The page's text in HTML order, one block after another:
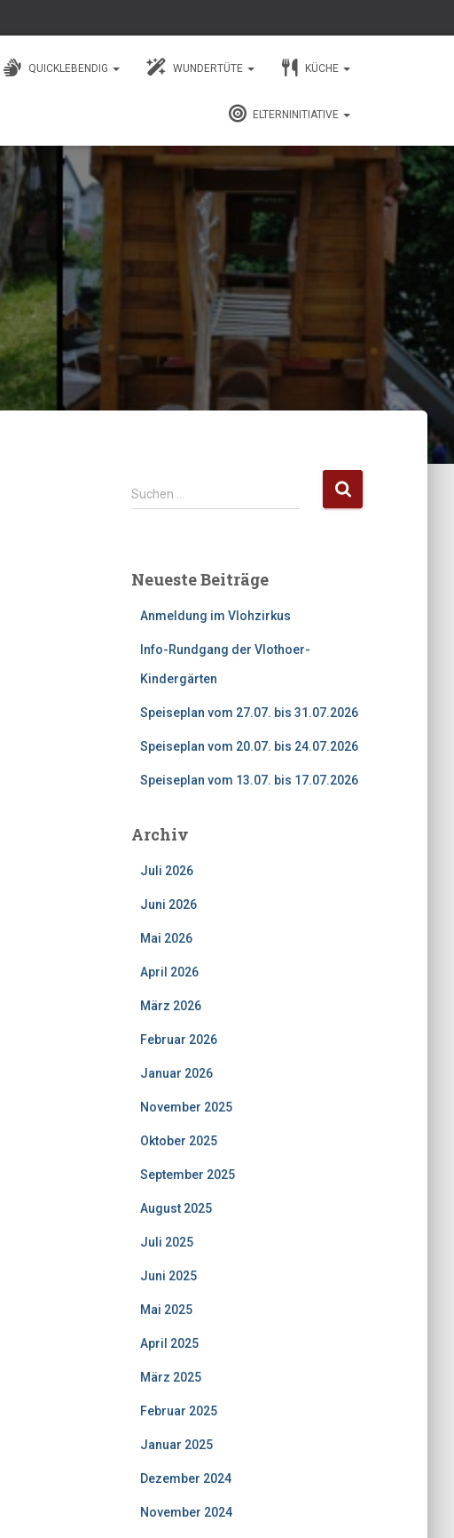
QUICKLEBENDIG WUNDERTÜTE KÜCHE
ELTERNINITIATIVE
S
u
n
Suchen …
Neueste Beiträge
Anmeldung im Vlohzirkus
Info-Rundgang der Vlothoer-
Kindergärten
Speiseplan vom 27.07. bis 31.07.2026
Speiseplan vom 20.07. bis 24.07.2026
Speiseplan vom 13.07. bis 17.07.2026
Archiv
Juli 2026
Juni 2026
Mai 2026
April 2026
März 2026
Februar 2026
Januar 2026
November 2025
Oktober 2025
September 2025
August 2025
Juli 2025
Juni 2025
Mai 2025
April 2025
März 2025
Februar 2025
Januar 2025
Dezember 2024
November 2024